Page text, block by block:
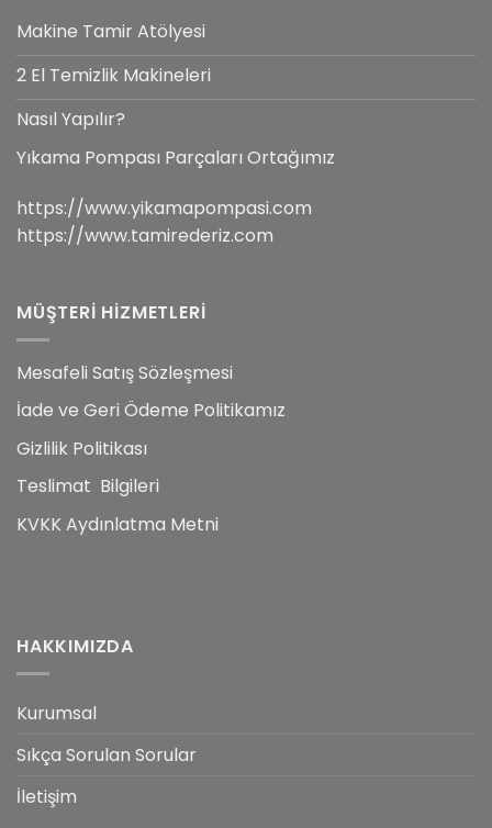
Makine Tamir Atölyesi
2 El Temizlik Makineleri
Nasıl Yapılır?
Yıkama Pompası Parçaları Ortağımız
https://www.yikamapompasi.com
https://www.tamirederiz.com
MÜŞTERİ HİZMETLERİ
Mesafeli Satış Sözleşmesi
İade ve Geri Ödeme Politikamız
Gizlilik Politikası
Teslimat Bilgileri
KVKK Aydınlatma Metni
HAKKIMIZDA
Kurumsal
Sıkça Sorulan Sorular
İletişim